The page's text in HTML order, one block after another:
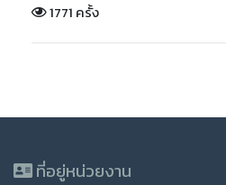
1771 ครั้ง
ที่อยู่หน่วยงาน